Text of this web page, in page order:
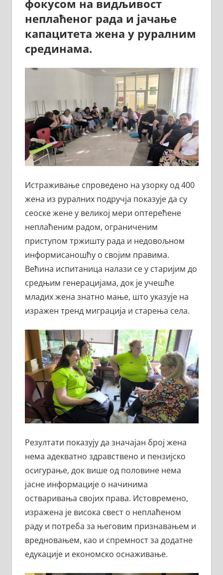
фокусом на видљивост
неплаћеног рада и јачање
капацитета жена у руралним
срединама.
Истраживање спроведено на узорку од 400
жена из руралних подручја показује да су
сеоске жене у великој мери оптерећене
неплаћеним радом, ограниченим
приступом тржишту рада и недовољном
информисаношћу о својим правима.
Већина испитаница налази се у старијим до
средњим генерацијама, док је учешће
младих жена знатно мање, што указује на
изражен тренд миграција и старења села.
Резултати показују да значајан број жена
нема адекватно здравствено и пензијско
осигурање, док више од половине нема
јасне информације о начинима
остваривања својих права. Истовремено,
изражена је висока свест о неплаћеном
раду и потреба за његовим признавањем и
вредновањем, као и спремност за додатне
едукације и економско оснаживање.